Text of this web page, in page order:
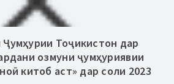
Тоҷикистон дар
озмуни ҷумҳуриявии
китоб аст» дар соли 2023